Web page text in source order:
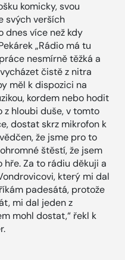
komicky, svou
svých verších
dnes více než kdy
„Rádio má tu
nesmírně těžká a
čistě z nitra
měl k dispozici na
kordem nebo hodit
z hloubi duše, v tomto
dostat skrz mikrofon k
že jsme pro to
štěstí, že jsem
Za to rádiu děkuji a
který mi dal
padesátá, protože
mi dal jeden z
mohl dostat,“ řekl k